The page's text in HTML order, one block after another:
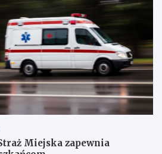
Miejska zapewnia